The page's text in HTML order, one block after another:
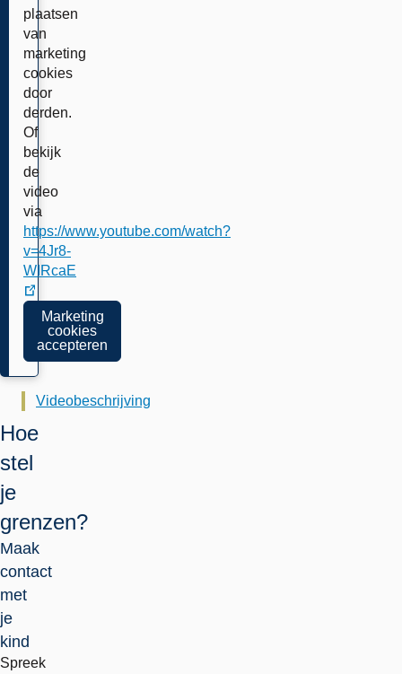
plaatsen
van
marketing
cookies
door
derden.
Of
bekijk
de
video
via
https://www.youtube.com/watch?
v=4Jr8-
WIRcaE
externe
Marketing
cookies
accepteren
Videobeschrijving
Hoe
stel
je
grenzen?
Maak
contact
met
je
kind
Spreek